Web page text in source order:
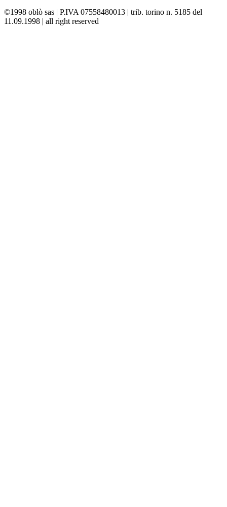
©1998 oblò sas | P.IVA 07558480013 | trib. torino n. 5185 del
11.09.1998 | all right reserved